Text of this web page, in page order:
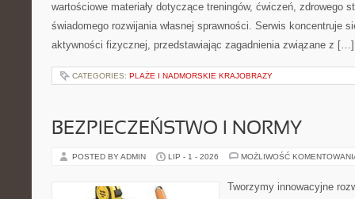
wartościowe materiały dotyczące treningów, ćwiczeń, zdrowego
świadomego rozwijania własnej sprawności. Serwis koncentruje
aktywności fizycznej, przedstawiając zagadnienia związane z […]
CATEGORIES: PLAŻE I NADMORSKIE KRAJOBRAZY
BEZPIECZEŃSTWO I NORMY
POSTED BY ADMIN LIP - 1 - 2026 MOŻLIWOŚĆ
Tworzymy innowacyjne